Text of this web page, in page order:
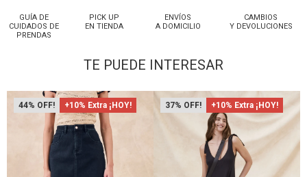
GUÍA DE
CUIDADOS DE
PRENDAS
PICK UP
EN TIENDA
ENVÍOS
A DOMICILIO
CAMBIOS
Y DEVOLUCIONES
TE PUEDE INTERESAR
44 +10% Extra ¡HOY! 37 +10% Extra ¡HOY!